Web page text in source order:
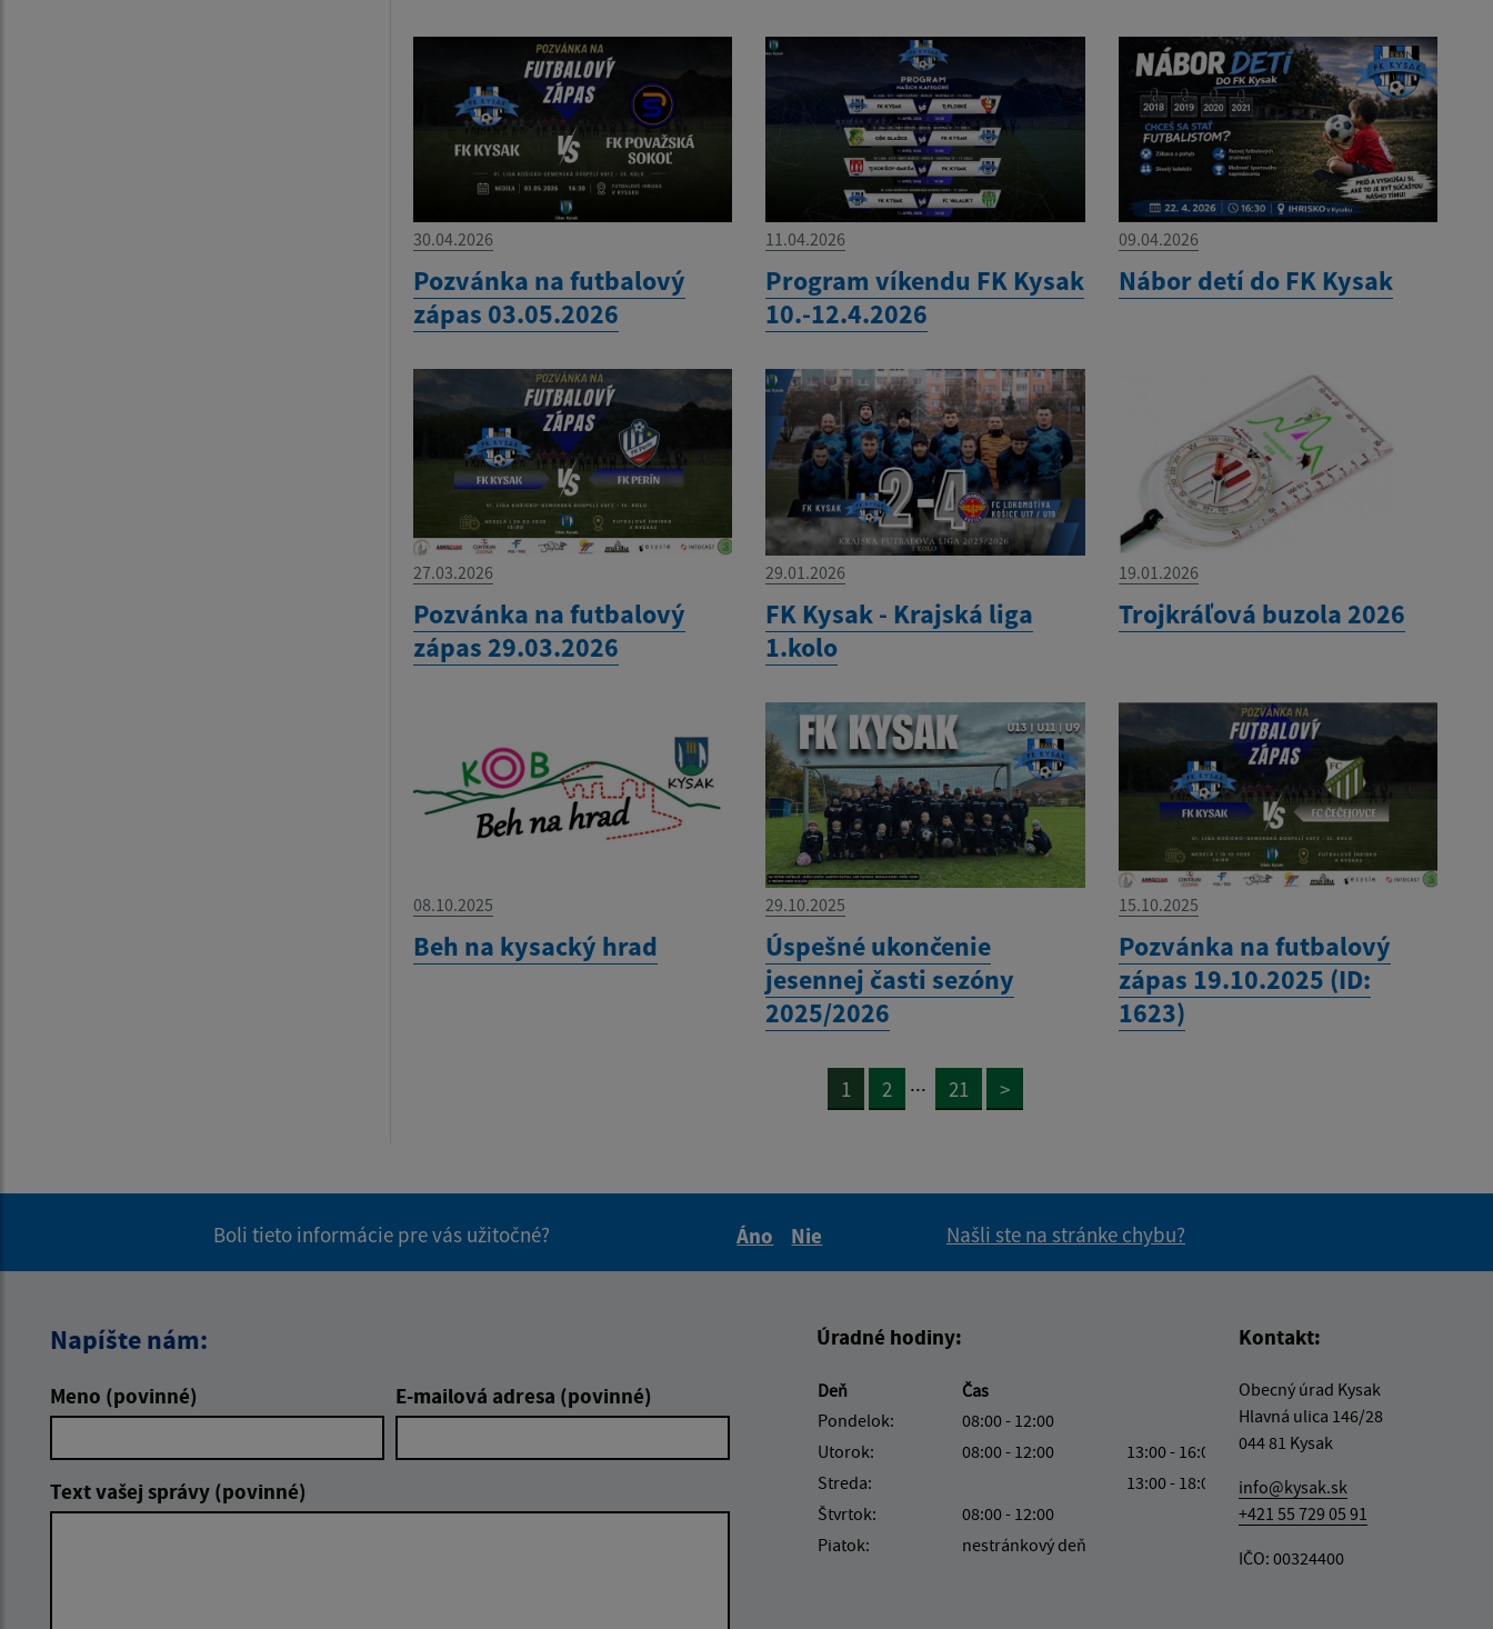
30.04.2026
Pozvánka na futbalový
zápas 03.05.2026
11.04.2026
Program víkendu FK Kysak
10.-12.4.2026
09.04.2026
Nábor detí do FK Kysak
27.03.2026
Pozvánka na futbalový
zápas 29.03.2026
29.01.2026
FK Kysak - Krajská liga
1.kolo
19.01.2026
Trojkráľová buzola 2026
08.10.2025
Beh na kysacký hrad
29.10.2025
Úspešné ukončenie
jesennej časti sezóny
2025/2026
15.10.2025
Pozvánka na futbalový
zápas 19.10.2025 (ID:
1623)
1 2 ... 21 >
Boli tieto informácie pre vás užitočné?
Áno
Nie
Našli ste na stránke chybu?
Napíšte nám:
Meno (povinné) E-mailová adresa (povinné)
Text vašej správy (povinné)
Úradné hodiny:
Deň
Čas
Pondelok:
08:00 - 12:00
Utorok:
08:00 - 12:00
13:00 - 16:00
Streda:
13:00 - 18:00
Štvrtok:
08:00 - 12:00
Piatok:
nestránkový deň
Kontakt:
Obecný úrad Kysak
Hlavná ulica 146/28
044 81 Kysak
info@kysak.sk
+421 55 729 05 91
IČO: 00324400